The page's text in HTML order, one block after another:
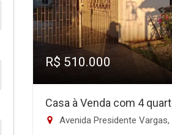
R$ 510.000
Casa à Venda com 4
Avenida Presidente Vargas,